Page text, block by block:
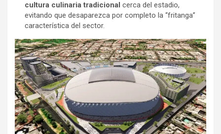
cultura culinaria tradicional cerca del estadio,
evitando que desaparezca por completo la “fritanga”
característica del sector.